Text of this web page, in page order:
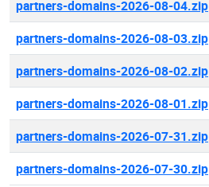
partners-domains-2026-08-04.zip
partners-domains-2026-08-03.zip
partners-domains-2026-08-02.zip
partners-domains-2026-08-01.zip
partners-domains-2026-07-31.zip
partners-domains-2026-07-30.zip